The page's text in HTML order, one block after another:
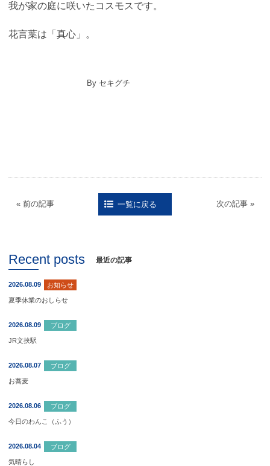
我が家の庭に咲いたコスモスです。
花言葉は「真心」。
By セキグチ
« 前の記事 一覧に戻る 次の記事 »
Recent posts 最近の記事
2026.08.09 お知らせ
夏季休業のおしらせ
2026.08.09 ブログ
JR文挟駅
2026.08.07 ブログ
お蕎麦
2026.08.06 ブログ
今日のわんこ（ふう）
2026.08.04 ブログ
気晴らし